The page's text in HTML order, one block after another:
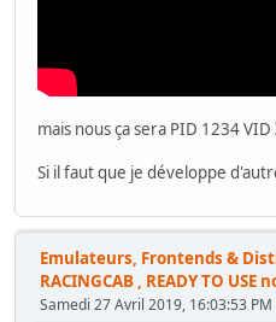
mais nous ça sera PID 1234 VID
Si il faut que je développe
Emulateurs, Frontends &
RACINGCAB , READY TO USE
Samedi 27 Avril 2019, 16:03:53 PM